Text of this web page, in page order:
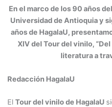
En el marco de los 90 años
Universidad de Antioquia y
años de HagalaU,
XIV del Tour del vinilo,
literatura a
Redacción HagalaU
El Tour del vinilo de HagalaU